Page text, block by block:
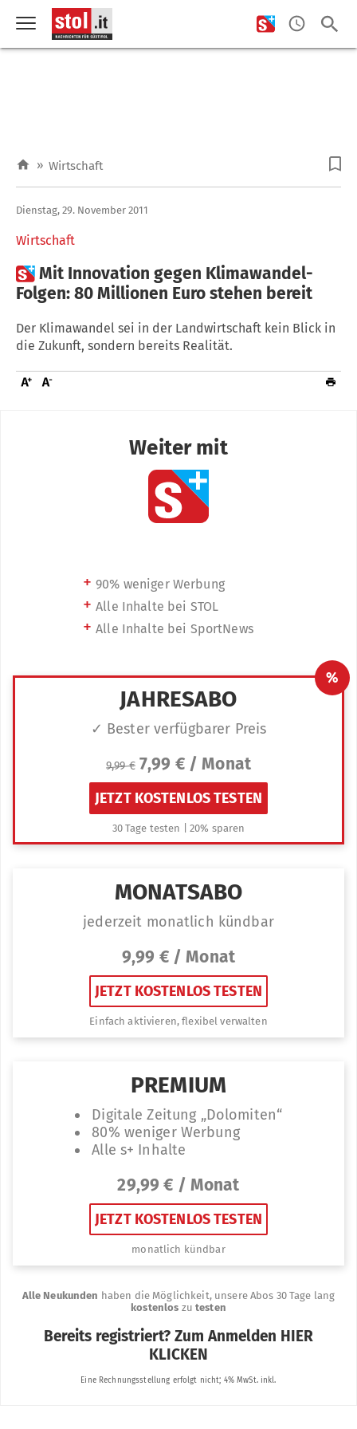
» Wirtschaft
Wirtschaft
Dienstag, 29. November 2011
Mit Innovation gegen Klimawandel-
Folgen: 80 Millionen Euro stehen bereit
Der Klimawandel sei in der Landwirtschaft kein Blick in
die Zukunft, sondern bereits Realität.